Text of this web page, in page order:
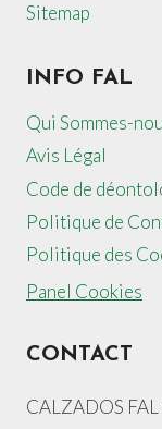
Sitemap
INFO FAL
Qui Sommes-
Avis Légal
Code de
Politique de
Politique des
Panel Cookies
CONTACT
CALZADOS FAL